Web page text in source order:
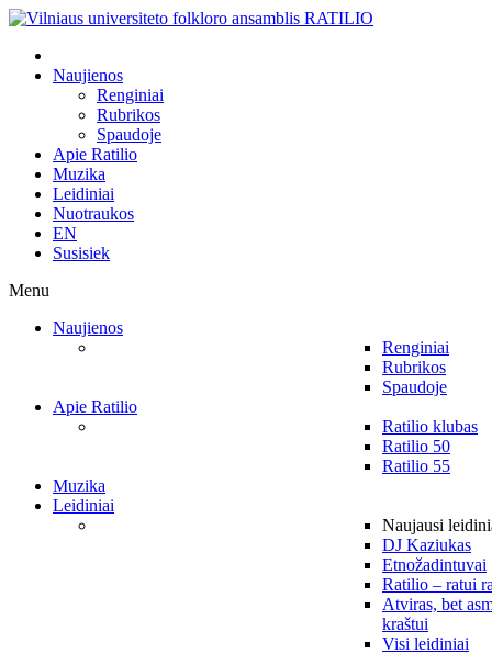
Naujienos
Renginiai
Rubrikos
Spaudoje
Apie Ratilio
Muzika
Leidiniai
Nuotraukos
EN
Susisiek
Menu
Naujienos
Renginiai
Rubrikos
Spaudoje
Apie Ratilio
Ratilio klubas
Ratilio 50
Ratilio 55
Muzika
Leidiniai
Naujausi
DJ Kaziukas
Etnožadintuvai
Ratilio – ratui
Atviras, bet
kraštui
Visi leidiniai